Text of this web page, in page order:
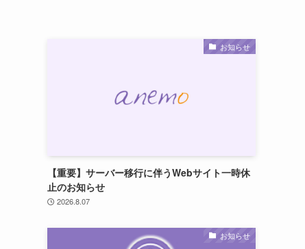
お知らせ
【重要】サーバー移行に伴うWebサイト一時休
止のお知らせ
2026.8.07
お知らせ